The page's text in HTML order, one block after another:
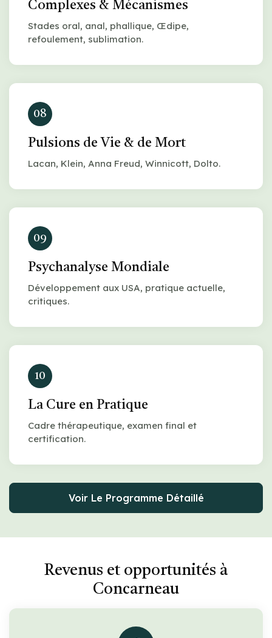
Complexes & Mécanismes
Stades oral, anal, phallique, Œdipe,
refoulement, sublimation.
08
Pulsions de Vie & de Mort
Lacan, Klein, Anna Freud, Winnicott, Dolto.
09
Psychanalyse Mondiale
Développement aux USA, pratique actuelle,
critiques.
10
La Cure en Pratique
Cadre thérapeutique, examen final et
certification.
Voir Le Programme Détaillé
Revenus et opportunités à
Concarneau